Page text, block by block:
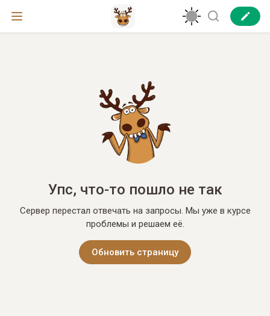
Упс, что-то пошло не так
Сервер перестал отвечать на запросы. Мы уже в курсе
проблемы и решаем её.
Обновить страницу